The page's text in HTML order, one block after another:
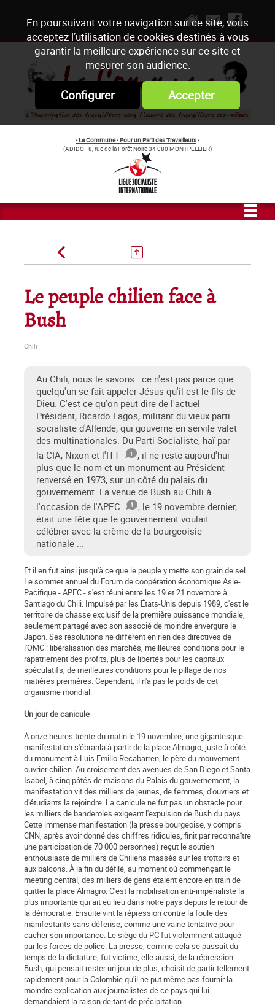
En poursuivant votre navigation sur ce site, vous
acceptez l’utilisation de cookies destinés à vous
garantir la meilleure expérience sur ce site et
mesurer son audience.
Configurer Accepter
- La Commune - Pour un Parti des Travailleurs-
(ADIDO - 8, rue de la Forêt Noire 34 080 MONTPELLIER)
Le peuple chilien face à
Bush
Chili
Au Chili, nous le savons : ce n'est pas parce que
quelqu'un se fait appeler Jésus qu'il est le fils de
Dieu. C'est ce qu'on peut dire de l'actuel
Président, Ricardo Lagos, militant du vieux parti
socialiste d'Allende, qui gouverne en servile valet
des multinationales. Du Parti Socialiste, haï par
la CIA, Nixon et l'ITT
, il ne reste aujourd'hui
plus que le nom et un monument au Président
renversé en 1973, sur un côté du palais du
gouvernement. La venue de Bush au Chili à
l'occasion de l'APEC
, le 19 novem­bre dernier,
était une fête que le gouvernement voulait
célébrer avec la crème de la bourgeoisie
nationale ...
Et il en fut ainsi jusqu'à ce que le peuple y mette son grain de sel.
Le sommet annuel du Forum de coopération économique Asie-
Pacifique - APEC - s'est réuni entre les 19 et 21 novembre à
Santiago du Chili. Impulsé par les États-Unis depuis 1989, c'est le
territoire de chasse exclusif de la première puissance mondiale,
seulement partagé avec son associé de moindre envergure le
Japon. Ses résolutions ne diffèrent en rien des directives de
l'OMC : libéralisation des marchés, meilleures conditions pour le
rapatriement des profits, plus de libertés pour les capitaux
spéculatifs, de meilleures conditions pour le pillage de nos
matières premières. Cependant, il n'a pas le poids de cet
organisme mondial.
Un jour de canicule
À onze heures trente du matin le 19 novembre, une gigantesque
manifestation s'ébranla à partir de la place Almagro, juste à côté
du monument à Luis Emilio Recabarren, le père du mouvement
ouvrier chilien. Au croisement des avenues de San Diego et Santa
Isabel, à cinq pâtés de maisons du Palais du gouvernement, la
manifestation vit des milliers de jeunes, de femmes, d'ouvriers et
d'étudiants la rejoindre. La canicule ne fut pas un obstacle pour
les milliers de banderoles exigeant l'expulsion de Bush du pays.
Cette immense manifestation (la presse bourgeoise, y compris
CNN, après avoir donné des chiffres ridicules, finit par reconnaître
une participation de 70 000 personnes) reçut le soutien
enthousiaste de milliers de Chiliens massés sur les trottoirs et
aux balcons. À la fin du défilé, au moment où commençait le
meeting central, des milliers de gens étaient encore en train de
quitter la place Almagro. C'est la mobilisation anti-impérialiste la
plus importante qui ait eu lieu dans notre pays depuis le retour de
la démocratie. Ensuite vint la répression contre la foule des
manifestants sans défense, comme une vaine tentative pour
cacher son importance. Le siège du PC fut violemment attaqué
par les forces de police. La presse, comme cela se passait du
temps de la dictature, fut victime, elle aussi, de la répression.
Bush, qui pensait rester un jour de plus, choisit de partir tellement
rapidement pour la Colombie qu'il ne put même pas fournir la
moindre explication aux journalistes de ce pays qui lui
demandaient la raison de tant de précipitation.